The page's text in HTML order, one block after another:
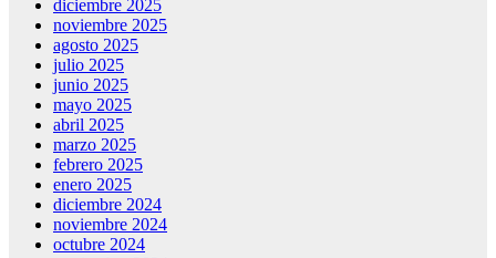
diciembre 2025
noviembre 2025
agosto 2025
julio 2025
junio 2025
mayo 2025
abril 2025
marzo 2025
febrero 2025
enero 2025
diciembre 2024
noviembre 2024
octubre 2024